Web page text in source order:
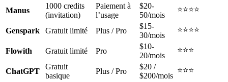
Manus
1000 credits
(invitation)
Paiement à
l’usage
$20-
50/mois
⭐⭐⭐⭐
Genspark Gratuit limité Plus / Pro
$15-
30/mois
⭐⭐⭐⭐
Flowith Gratuit limité Pro
$10-
20/mois
⭐⭐⭐
ChatGPT
Gratuit
basique
Plus / Pro
$20 /
$200/mois
⭐⭐⭐